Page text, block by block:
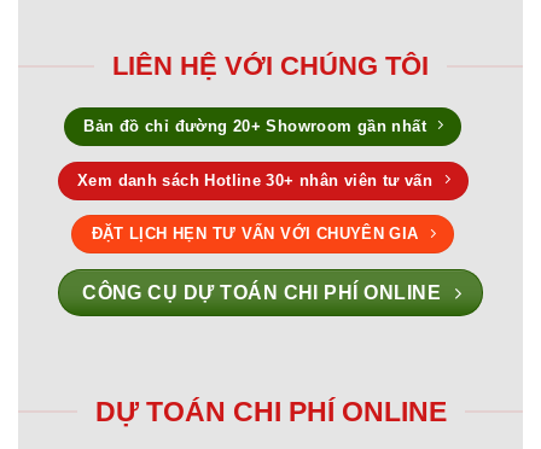
LIÊN HỆ VỚI CHÚNG TÔI
Bản đồ chỉ đường 20+ Showroom gần nhất
Xem danh sách Hotline 30+ nhân viên tư vấn
ĐẶT LỊCH HẸN TƯ VẤN VỚI CHUYÊN GIA
CÔNG CỤ DỰ TOÁN CHI PHÍ ONLINE
DỰ TOÁN CHI PHÍ ONLINE